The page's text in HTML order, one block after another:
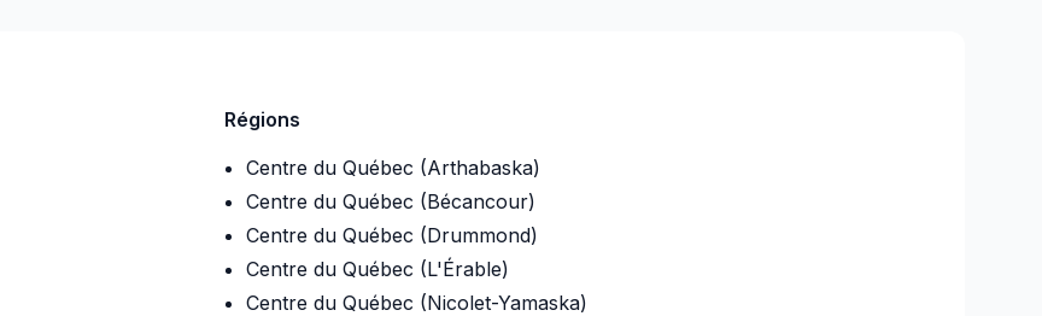
Régions
Centre du Québec (Arthabaska)
Centre du Québec (Bécancour)
Centre du Québec (Drummond)
Centre du Québec (L'Érable)
Centre du Québec (Nicolet-Yamaska)